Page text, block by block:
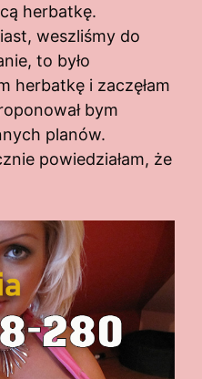
herbatkę.
weszliśmy do
to było
herbatkę i zaczęłam
bym
planów.
powiedziałam, że